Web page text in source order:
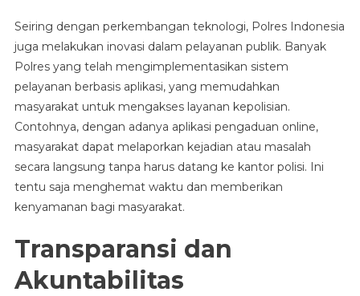
Seiring dengan perkembangan teknologi, Polres Indonesia
juga melakukan inovasi dalam pelayanan publik. Banyak
Polres yang telah mengimplementasikan sistem
pelayanan berbasis aplikasi, yang memudahkan
masyarakat untuk mengakses layanan kepolisian.
Contohnya, dengan adanya aplikasi pengaduan online,
masyarakat dapat melaporkan kejadian atau masalah
secara langsung tanpa harus datang ke kantor polisi. Ini
tentu saja menghemat waktu dan memberikan
kenyamanan bagi masyarakat.
Transparansi dan
Akuntabilitas